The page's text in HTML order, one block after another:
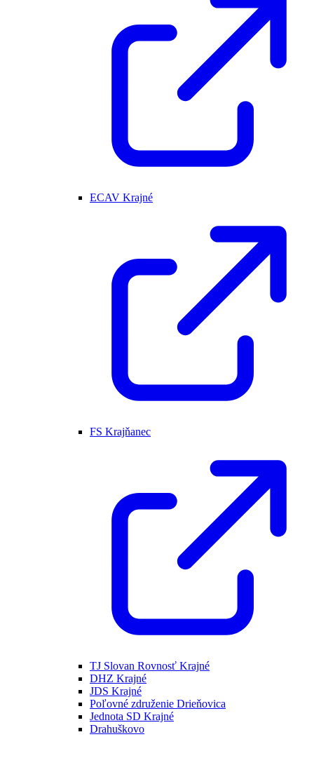
ECAV Krajné
FS Krajňanec
TJ Slovan Rovnosť Krajné
DHZ Krajné
JDS Krajné
Poľovné združenie Drieňovica
Jednota SD Krajné
Drahuškovo